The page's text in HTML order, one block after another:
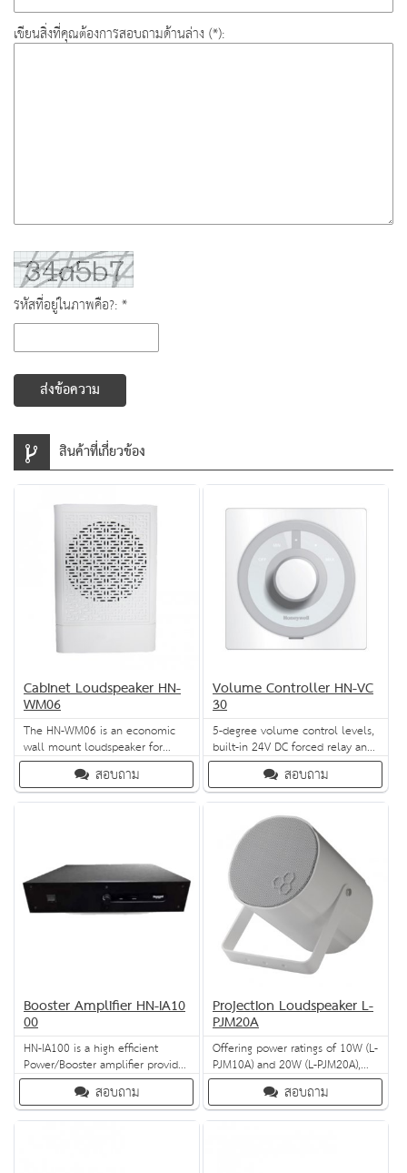
เขียนสิ่งที่คุณต้องการสอบถามด้านล่าง (*):
รหัสที่อยู่ในภาพคือ?: *
ส่งข้อความ
สินค้าที่เกี่ยวข้อง
Cabinet Loudspeaker HN-
WM06
The HN-WM06 is an economic
wall mount loudspeaker for
general purpose applications. It
is a full range loudspeaker for
speech and music reproduction
สอบถาม
Volume Controller HN-VC
30
5-degree volume control levels,
built-in 24V DC forced relay and
selectable power (6W, 30W,
60W, 120W): these are only
some of the best-in-class
features of Honeywell’s volume
controller range! Designed to
mount on standard 86x86
electrical black box; these
controllers add elegance, style
and conven
สอบถาม
Booster Amplifier HN-IA10
00
HN-IA100 is a high efficient
Power/Booster amplifier provides
audio signal amplification for
public address and voice alarm
system, It is reliable,efficient and
สอบถาม
Projection Loudspeaker L-
PJM20A
Offering power ratings of 10W (L-
PJM10A) and 20W (L-PJM20A),
these two speakers are very
popular for both outdoor and
indoor use. They both come
สอบถาม